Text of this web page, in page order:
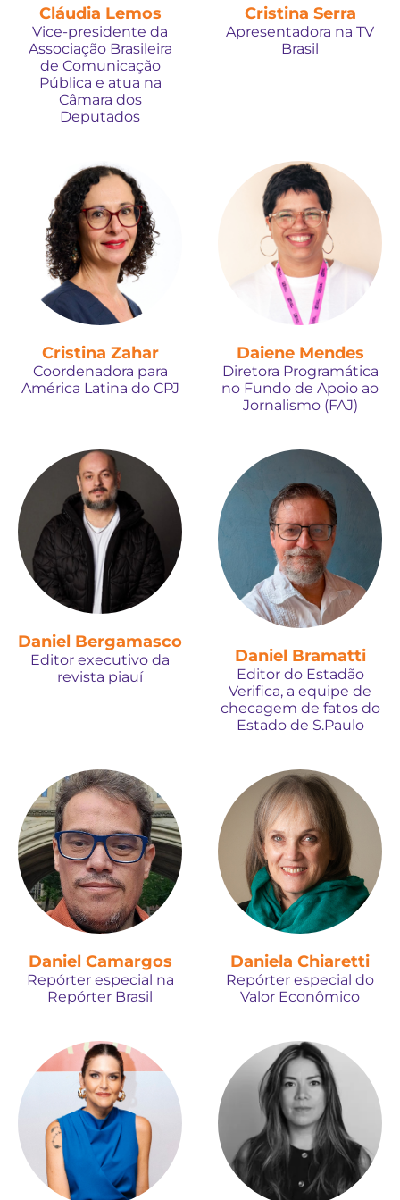
Cláudia Lemos
Vice-presidente da
Associação Brasileira
de Comunicação
Pública e atua na
Câmara dos
Deputados
Cristina Serra
Apresentadora na TV
Brasil
Cristina Zahar
Coordenadora para
América Latina do CPJ
Daiene Mendes
Diretora Programática
no Fundo de Apoio ao
Jornalismo (FAJ)
Daniel Bergamasco
Editor executivo da
revista piauí
Daniel Bramatti
Editor do Estadão
Verifica, a equipe de
checagem de fatos do
Estado de S.Paulo
Daniel Camargos
Repórter especial na
Repórter Brasil
Daniela Chiaretti
Repórter especial do
Valor Econômico